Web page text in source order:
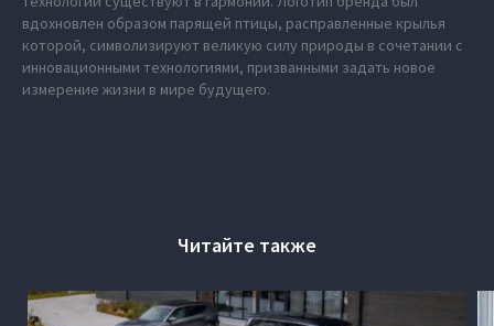
вдохновлен образом парящей птицы, расправленные крылья
которой, символизируют великую силу природы в сочетании с
инновационными технологиями, призванными задать новое
измерение жизни в мире будущего.
Читайте также